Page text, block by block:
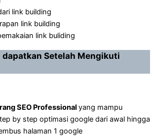
link building
link building
link buliding
dapatkan Setelah Mengikuti
SEO Professional yang mampu
by step optimasi google dari awal hingga
halaman 1 google